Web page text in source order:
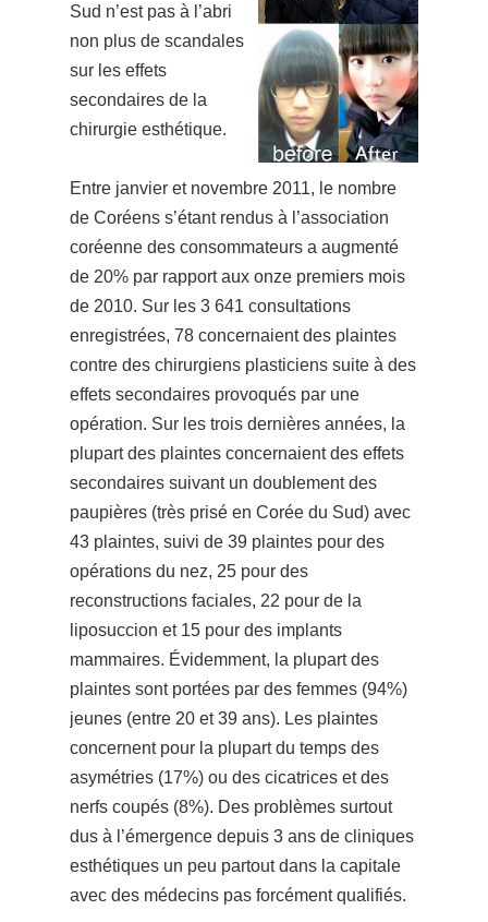
Sud n’est pas à l’abri
non plus de scandales
sur les effets
secondaires de la
chirurgie esthétique.
Entre janvier et novembre 2011, le nombre
de Coréens s’étant rendus à l’association
coréenne des consommateurs a augmenté
de 20% par rapport aux onze premiers mois
de 2010. Sur les 3 641 consultations
enregistrées, 78 concernaient des plaintes
contre des chirurgiens plasticiens suite à des
effets secondaires provoqués par une
opération. Sur les trois dernières années, la
plupart des plaintes concernaient des effets
secondaires suivant un doublement des
paupières (très prisé en Corée du Sud) avec
43 plaintes, suivi de 39 plaintes pour des
opérations du nez, 25 pour des
reconstructions faciales, 22 pour de la
liposuccion et 15 pour des implants
mammaires. Évidemment, la plupart des
plaintes sont portées par des femmes (94%)
jeunes (entre 20 et 39 ans). Les plaintes
concernent pour la plupart du temps des
asymétries (17%) ou des cicatrices et des
nerfs coupés (8%). Des problèmes surtout
dus à l’émergence depuis 3 ans de cliniques
esthétiques un peu partout dans la capitale
avec des médecins pas forcément qualifiés.